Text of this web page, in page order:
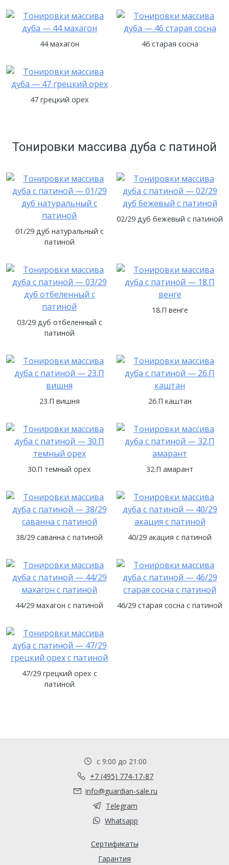
44 махагон 46 старая сосна
47 грецкий орех
Тонировки массива дуба с патиной
01/29 дуб натуральный с
патиной
02/29 дуб бежевый с патиной
03/29 дуб отбеленный с
патиной
18.П венге
23.П вишня 26.П каштан
30.П темный орех 32.П амарант
38/29 саванна с патиной 40/29 акация с патиной
44/29 махагон с патиной 46/29 старая сосна с патиной
47/29 грецкий орех с
патиной
с 9:00 до 21:00
+7 (495) 774-17-87
info@guardian-sale.ru
Telegram
Whatsapp
Сертификаты
Гарантия